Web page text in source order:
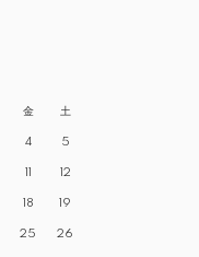
金 土
4 5
11 12
18 19
25 26